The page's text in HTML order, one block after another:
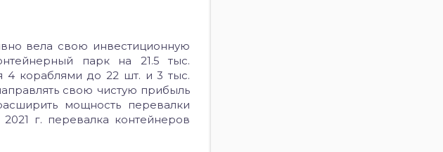
вела свою инвестиционную
парк на 21.5 тыс.
4 кораблями до 22 шт. и 3 тыс.
свою чистую прибыль
мощность перевалки
г. перевалка контейнеров